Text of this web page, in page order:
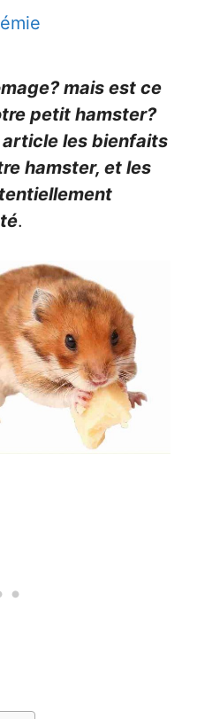
mais est ce
petit hamster?
les bienfaits
hamster, et les
.